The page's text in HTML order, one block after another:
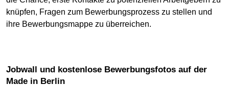
knüpfen, Fragen zum Bewerbungsprozess zu stellen und
ihre Bewerbungsmappe zu überreichen.
Jobwall und kostenlose Bewerbungsfotos auf der
Made in Berlin